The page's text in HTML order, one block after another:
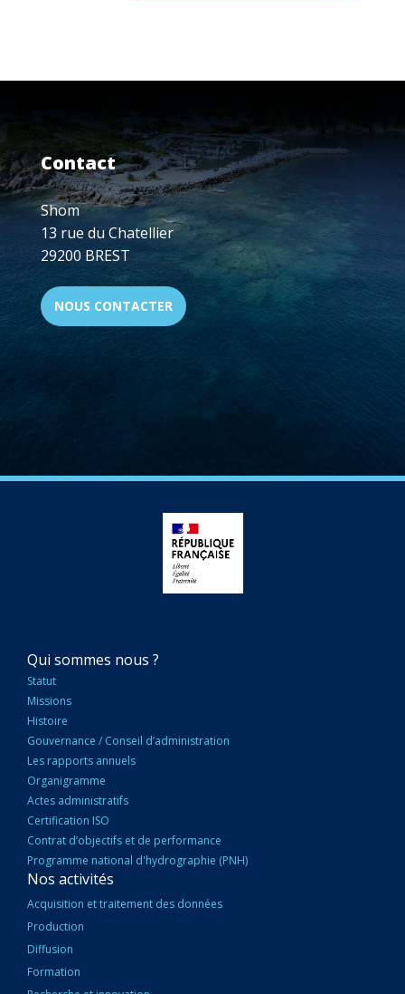
Contact
Shom
13 rue du Chatellier
29200 BREST
NOUS CONTACTER
NAVIGATION
PRINCIPALE
Qui sommes nous ?
Statut
Missions
Histoire
Gouvernance / Conseil d’administration
Les rapports annuels
Organigramme
Actes administratifs
Certification ISO
Contrat d’objectifs et de performance
Programme national d'hydrographie (PNH)
Nos activités
Acquisition et traitement des données
Production
Diffusion
Formation